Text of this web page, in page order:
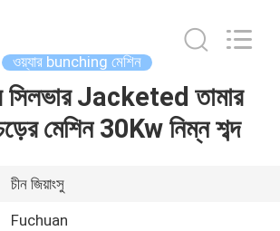
ওয়্যার bunching মেশিন
সিলভার Jacketed তামার
মেশিন 30Kw নিম্ন শব্দ
চীন জিয়াংসু
Fuchuan